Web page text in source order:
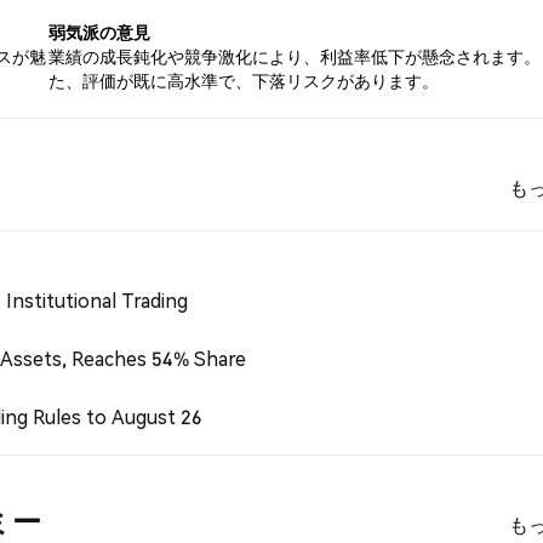
が魅
弱気派の意見
業績の成長鈍化や競争激化により、利益率低下が懸念されます。
た、評価が既に高水準で、下落リスクがあります。
も
Institutional Trading
Reaches 54% Share
Rules to August 26
ー も